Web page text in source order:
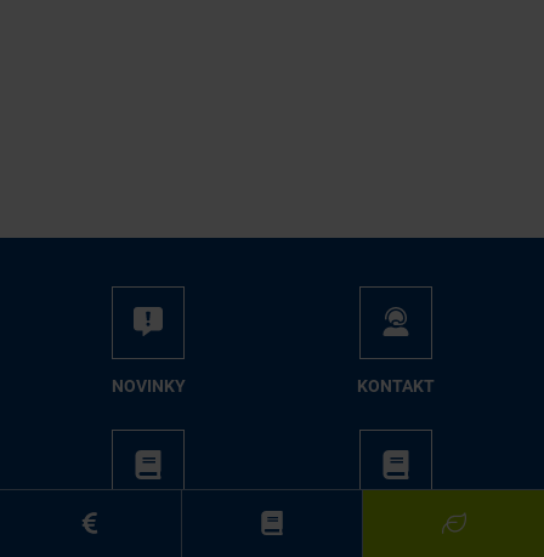
NO­VIN­KY KON­TAKT
ME­DIA­CEN­TRUM